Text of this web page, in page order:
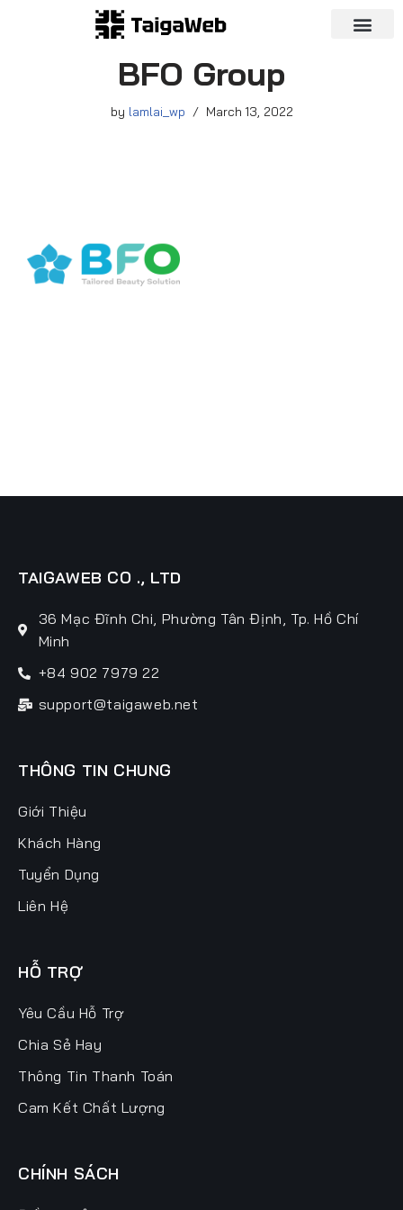
BFO Group
by lamlai_wp March 13, 2022
TAIGAWEB CO ., LTD
36 Mạc Đĩnh Chi, Phường Tân Định, Tp. Hồ Chí
Minh
+84 902 7979 22
support@taigaweb.net
THÔNG TIN CHUNG
Giới Thiệu
Khách Hàng
Tuyển Dụng
Liên Hệ
HỖ TRỢ
Yêu Cầu Hỗ Trợ
Chia Sẻ Hay
Thông Tin Thanh Toán
Cam Kết Chất Lượng
CHÍNH SÁCH